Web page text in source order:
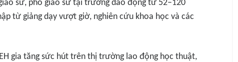
sư, phó giáo sư tại trường dao động từ 52–120
từ giảng dạy vượt giờ, nghiên cứu khoa học và các
gia tăng sức hút trên thị trường lao động học thuật,